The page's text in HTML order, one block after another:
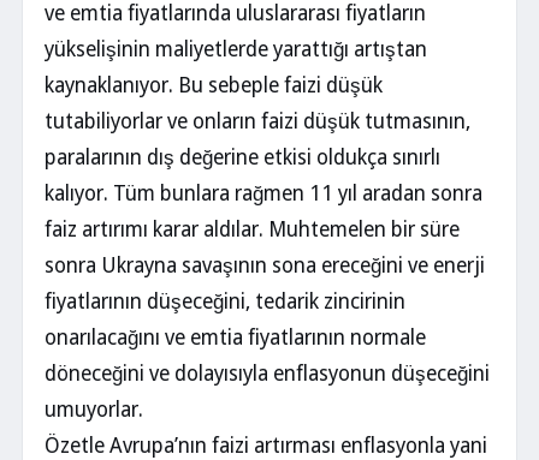
ve emtia fiyatlarında uluslararası fiyatların
yükselişinin maliyetlerde yarattığı artıştan
kaynaklanıyor. Bu sebeple faizi düşük
tutabiliyorlar ve onların faizi düşük tutmasının,
paralarının dış değerine etkisi oldukça sınırlı
kalıyor. Tüm bunlara rağmen 11 yıl aradan sonra
faiz artırımı karar aldılar. Muhtemelen bir süre
sonra Ukrayna savaşının sona ereceğini ve enerji
fiyatlarının düşeceğini, tedarik zincirinin
onarılacağını ve emtia fiyatlarının normale
döneceğini ve dolayısıyla enflasyonun düşeceğini
umuyorlar.
Özetle Avrupa’nın faizi artırması enflasyonla yani